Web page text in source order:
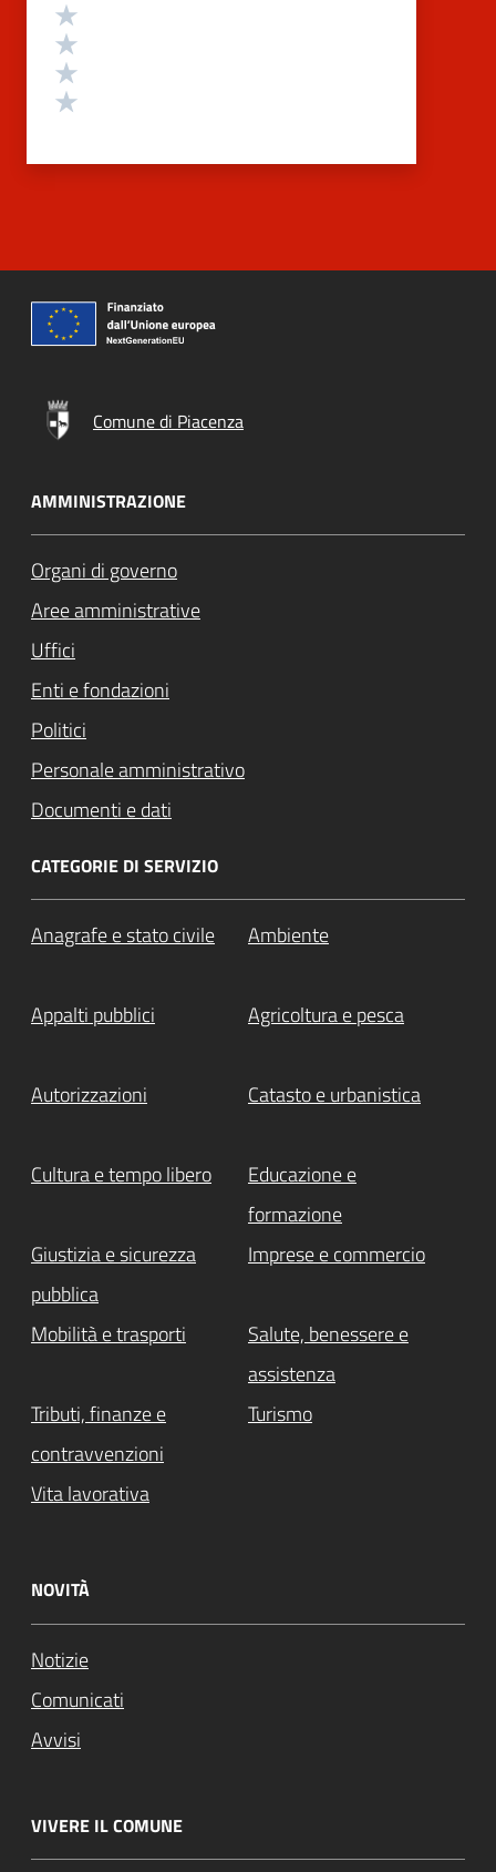
Comune di Piacenza
AMMINISTRAZIONE
Organi di governo
Aree amministrative
Uffici
Enti e fondazioni
Politici
Personale amministrativo
Documenti e dati
CATEGORIE DI SERVIZIO
Anagrafe e stato civile Ambiente
Appalti pubblici Agricoltura e pesca
Autorizzazioni Catasto e urbanistica
Cultura e tempo libero
Educazione e
formazione
Giustizia e sicurezza
pubblica
Imprese e commercio
Mobilità e trasporti
Salute, benessere e
assistenza
Tributi, finanze e
contravvenzioni
Turismo
Vita lavorativa
NOVITÀ
Notizie
Comunicati
Avvisi
VIVERE IL COMUNE